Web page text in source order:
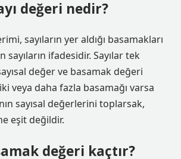
değeri nedir?
sayıların yer aldığı basamakları
ifadesidir. Sayılar tek
değer ve basamak değeri
iki veya daha fazla basamağı varsa
sayısal değerlerini toplarsak,
eşit değildir.
değeri kaçtır?